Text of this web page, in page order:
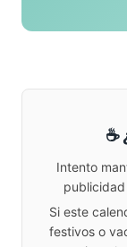
☕
Intento
Si este
festivos o